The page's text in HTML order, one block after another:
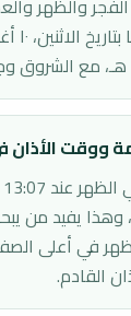
والظهر
ووقت الأذان
وهذا يفيد من
في أعلى
القادم.